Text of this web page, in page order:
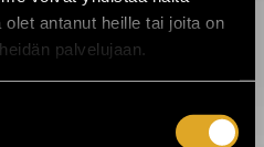
antanut heille tai joita on
palvelujaan.